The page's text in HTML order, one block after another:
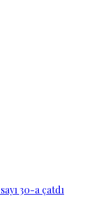
30-a çatdı